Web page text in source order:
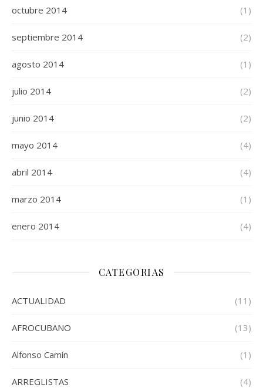
octubre 2014 (1)
septiembre 2014 (2)
agosto 2014 (1)
julio 2014 (2)
junio 2014 (2)
mayo 2014 (4)
abril 2014 (4)
marzo 2014 (1)
enero 2014 (4)
CATEGORIAS
ACTUALIDAD (11)
AFROCUBANO (13)
Alfonso Camín (1)
ARREGLISTAS (4)